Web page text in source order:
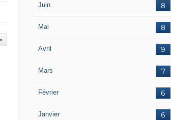
Juin 8
Mai 8
Avril 9
Mars 7
Février 6
Janvier 6